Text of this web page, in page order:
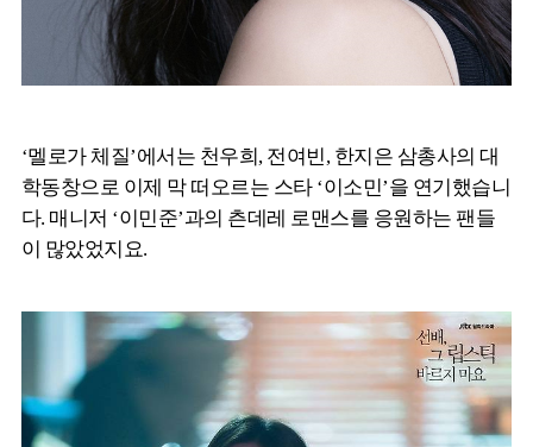
‘멜로가 체질’에서는 천우희, 전여빈, 한지은 삼총사의 대
학동창으로 이제 막 떠오르는 스타 ‘이소민’을 연기했습니
다. 매니저 ‘이민준’과의 츤데레 로맨스를 응원하는 팬들
이 많았었지요.